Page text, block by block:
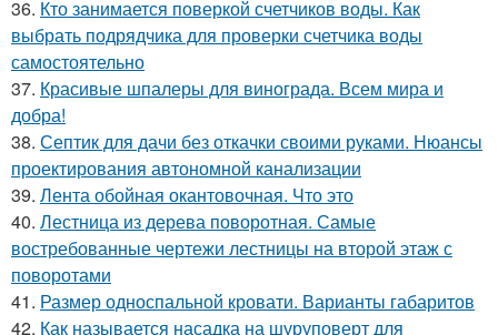
36. Кто занимается поверкой счетчиков воды. Как
выбрать подрядчика для проверки счетчика воды
самостоятельно
37. Красивые шпалеры для винограда. Всем мира и
добра!
38. Септик для дачи без откачки своими руками. Нюансы
проектирования автономной канализации
39. Лента обойная окантовочная. Что это
40. Лестница из дерева поворотная. Самые
востребованные чертежи лестницы на второй этаж с
поворотами
41. Размер односпальной кровати. Варианты габаритов
42. Как называется насадка на шуруповерт для